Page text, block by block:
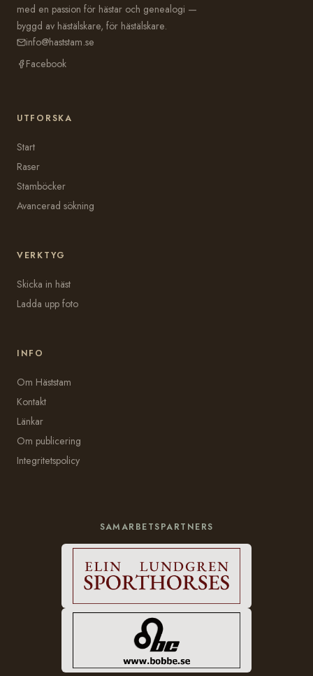
med en passion för hästar och genealogi —
byggd av hästälskare, för hästälskare.
info@haststam.se
Facebook
UTFORSKA
Start
Raser
Stamböcker
Avancerad sökning
VERKTYG
Skicka in häst
Ladda upp foto
INFO
Om Häststam
Kontakt
Länkar
Om publicering
Integritetspolicy
SAMARBETSPARTNERS